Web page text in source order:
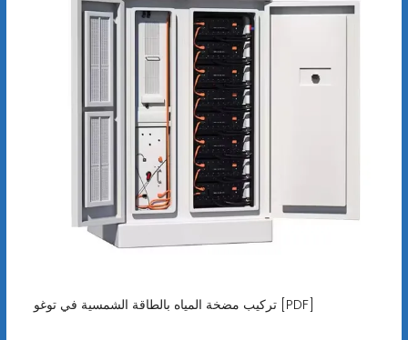
تركيب مضخة المياه بالطاقة الشمسية في توغو [PDF]